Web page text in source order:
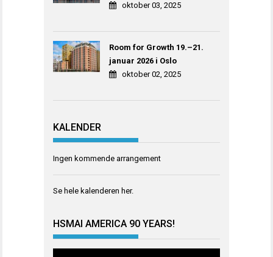
oktober 03, 2025
Room for Growth 19.–21.
januar 2026 i Oslo
oktober 02, 2025
KALENDER
Ingen kommende arrangement
Se hele kalenderen her.
HSMAI AMERICA 90 YEARS!